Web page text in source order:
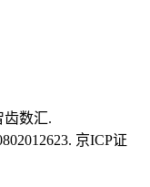
齿数汇.
京ICP证